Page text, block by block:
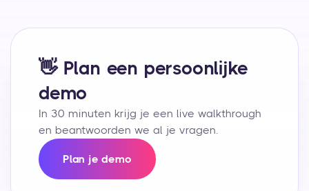
👋 Plan een persoonlijke
demo
In 30 minuten krijg je een live walkthrough
en beantwoorden we al je vragen.
Plan je demo